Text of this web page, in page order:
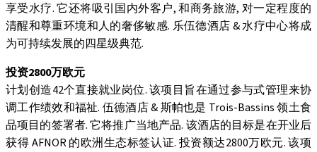
享受水疗. 它还将吸引国内外客户, 和商务旅游, 对一定程度的
清醒和尊重环境和人的奢侈敏感. 乐伍德酒店 & 水疗中心将成
为可持续发展的四星级典范.
投资2800万欧元
计划创造42个直接就业岗位. 该项目旨在通过参与式管理来协
调工作绩效和福祉. 伍德酒店 & 斯帕也是 Trois-Bassins 领土食
品项目的签署者. 它将推广当地产品. 该酒店的目标是在开业后
获得 AFNOR 的欧洲生态标签认证. 投资额达2800万欧元. 该项